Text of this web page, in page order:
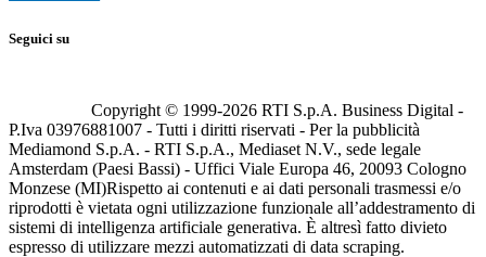
Seguici su
Copyright © 1999-2026 RTI S.p.A. Business Digital -
P.Iva 03976881007 - Tutti i diritti riservati - Per la pubblicità
Mediamond S.p.A. - RTI S.p.A., Mediaset N.V., sede legale
Amsterdam (Paesi Bassi) - Uffici Viale Europa 46, 20093 Cologno
Monzese (MI)Rispetto ai contenuti e ai dati personali trasmessi e/o
riprodotti è vietata ogni utilizzazione funzionale all’addestramento di
sistemi di intelligenza artificiale generativa. È altresì fatto divieto
espresso di utilizzare mezzi automatizzati di data scraping.